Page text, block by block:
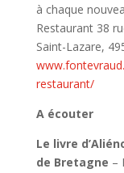
à chaque
Restaurant 38
Saint-Lazare,
restaurant/
A écouter
Le livre
de Bretagne –